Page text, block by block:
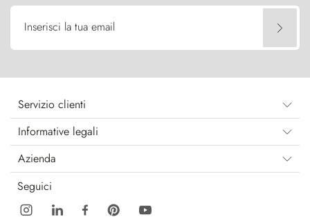
Inserisci la tua email
Servizio clienti
Informative legali
Azienda
Seguici